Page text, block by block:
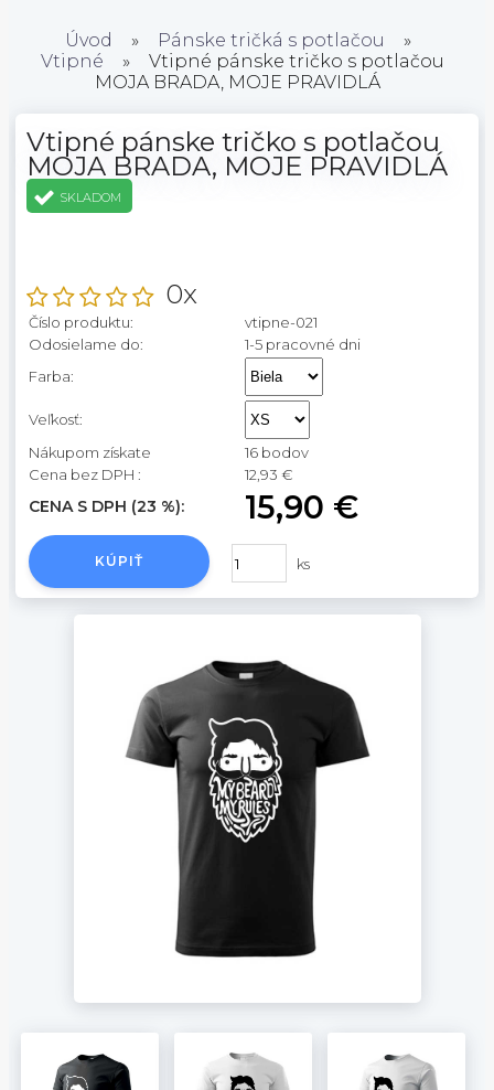
Úvod » Pánske tričká s potlačou
»
Vtipné
»
Vtipné pánske tričko s potlačou
MOJA BRADA, MOJE PRAVIDLÁ
Vtipné pánske tričko s potlačou
MOJA BRADA, MOJE PRAVIDLÁ
SKLADOM
0x
Číslo produktu:
vtipne-021
Odosielame do:
1-5 pracovné dni
Farba:
Veľkosť:
Nákupom získate
16 bodov
Cena bez DPH :
12,93 €
CENA S DPH (23 %): 15,90 €
ks
KÚPIŤ